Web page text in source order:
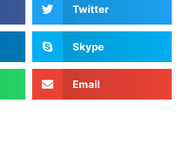
Twitter
Skype
Email